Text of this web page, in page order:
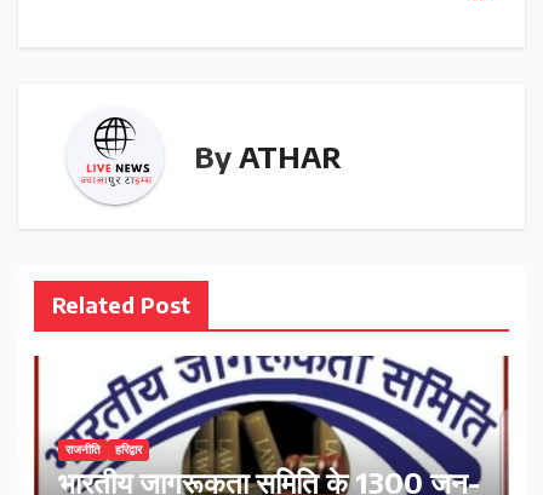
By ATHAR
Related Post
राजनीति हरिद्वार
भारतीय जागरूकता समिति के 1300 जन-